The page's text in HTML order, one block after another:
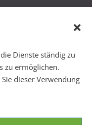
Dienste ständig zu
zu ermöglichen.
dieser Verwendung